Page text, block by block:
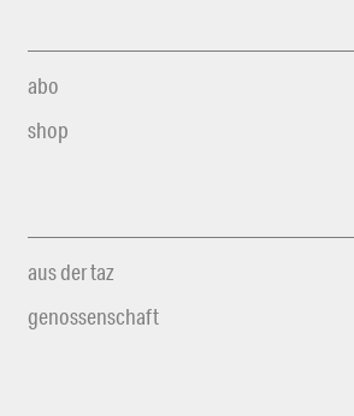
abo
shop
aus der taz
genossenschaft